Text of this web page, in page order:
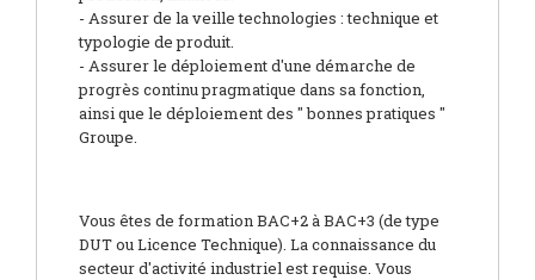
- Assurer de la veille technologies : technique et
typologie de produit.
- Assurer le déploiement d'une démarche de
progrès continu pragmatique dans sa fonction,
ainsi que le déploiement des " bonnes pratiques "
Groupe.
Vous êtes de formation BAC+2 à BAC+3 (de type
DUT ou Licence Technique). La connaissance du
secteur d'activité industriel est requise. Vous